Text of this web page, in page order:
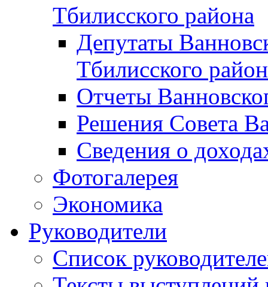
Тбилисского района
Депутаты
Тбилисского
Отчеты
Решения Совета
Сведения о
Фотогалерея
Экономика
Руководители
Список